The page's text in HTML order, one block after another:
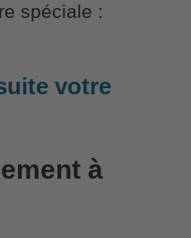
spéciale :
votre
à